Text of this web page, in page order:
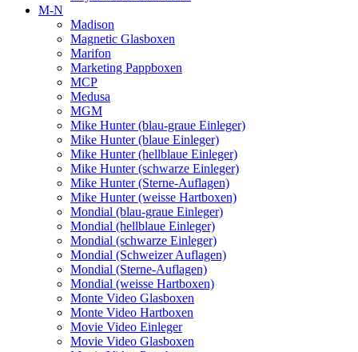
M-N
Madison
Magnetic Glasboxen
Marifon
Marketing Pappboxen
MCP
Medusa
MGM
Mike Hunter (blau-graue Einleger)
Mike Hunter (blaue Einleger)
Mike Hunter (hellblaue Einleger)
Mike Hunter (schwarze Einleger)
Mike Hunter (Sterne-Auflagen)
Mike Hunter (weisse Hartboxen)
Mondial (blau-graue Einleger)
Mondial (hellblaue Einleger)
Mondial (schwarze Einleger)
Mondial (Schweizer Auflagen)
Mondial (Sterne-Auflagen)
Mondial (weisse Hartboxen)
Monte Video Glasboxen
Monte Video Hartboxen
Movie Video Einleger
Movie Video Glasboxen